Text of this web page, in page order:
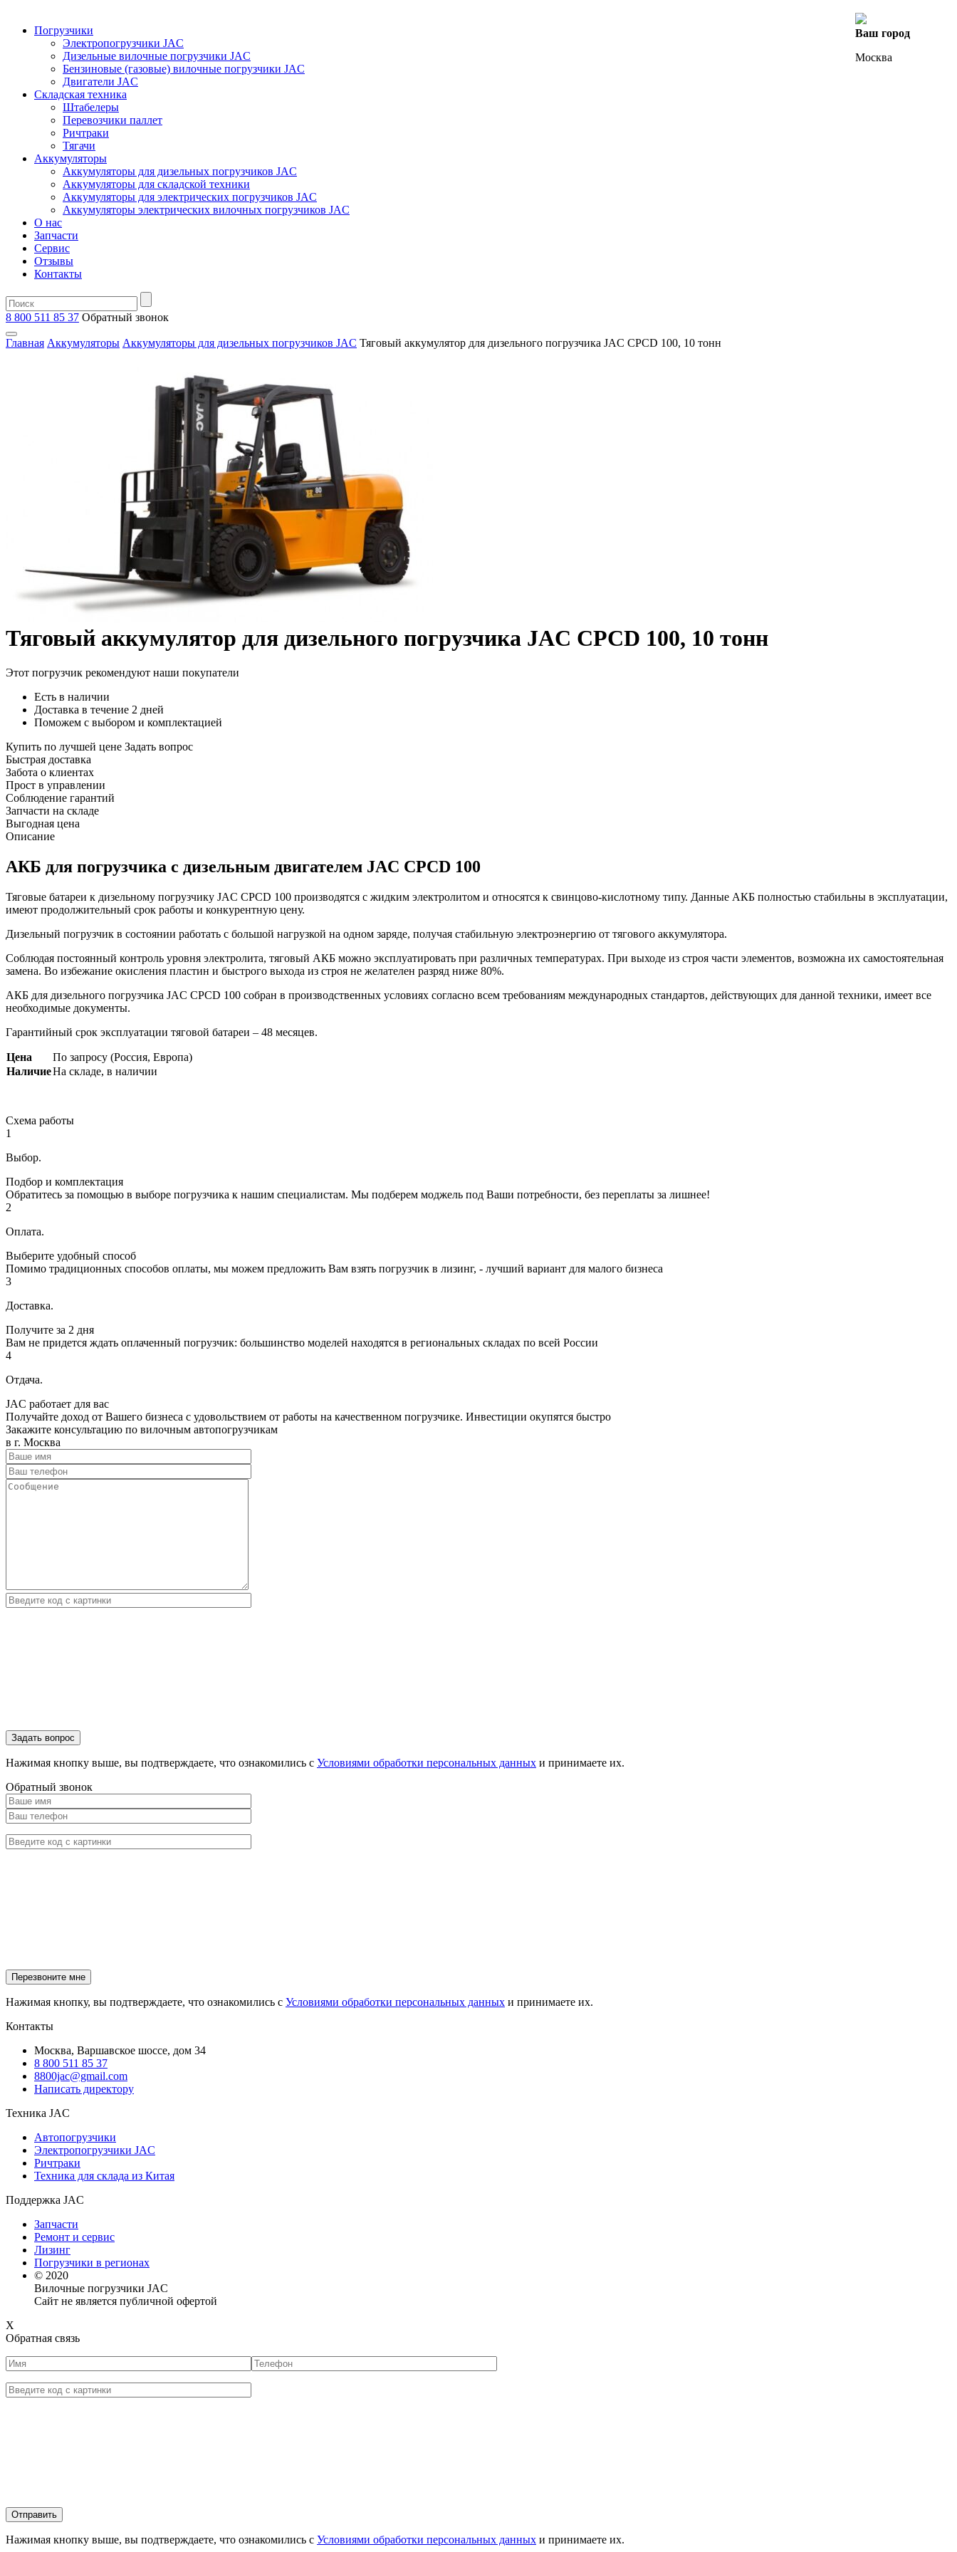
Погрузчики
Электропогрузчики JAC
Дизельные вилочные погрузчики JAC
Бензиновые (газовые) вилочные погрузчики JAC
Двигатели JAC
Складская техника
Штабелеры
Перевозчики паллет
Ричтраки
Тягачи
Аккумуляторы
Аккумуляторы для дизельных погрузчиков JAC
Аккумуляторы для складской техники
Аккумуляторы для электрических погрузчиков JAC
Аккумуляторы электрических вилочных погрузчиков JAC
О нас
Запчасти
Сервис
Отзывы
Контакты
Ваш город
Москва
8 800 511 85 37 Oбратный звонок
Главная Аккумуляторы Аккумуляторы для дизельных погрузчиков JAC Тяговый аккумулятор для дизельного погрузчика JAC CPCD 100, 10 тонн
Тяговый аккумулятор для дизельного погрузчика JAC CPCD 100, 10 тонн
Этот погрузчик рекомендуют наши покупатели
Есть в наличии
Доставка в течение 2 дней
Поможем с выбором и комплектацией
Купить по лучшей цене Задать вопрос
Быстрая доставка
Забота о клиентах
Прост в управлении
Соблюдение гарантий
Запчасти на складе
Выгодная цена
Описание
АКБ для погрузчика с дизельным двигателем JAC CPCD 100
Тяговые батареи к дизельному погрузчику JAC CPCD 100 производятся с жидким электролитом и относятся к свинцово-кислотному типу. Данные АКБ полностью стабильны в эксплуатации,
имеют продолжительный срок работы и конкурентную цену.
Дизельный погрузчик в состоянии работать с большой нагрузкой на одном заряде, получая стабильную электроэнергию от тягового аккумулятора.
Соблюдая постоянный контроль уровня электролита, тяговый АКБ можно эксплуатировать при различных температурах. При выходе из строя части элементов, возможна их самостоятельная
замена. Во избежание окисления пластин и быстрого выхода из строя не желателен разряд ниже 80%.
АКБ для дизельного погрузчика JAC CPCD 100 собран в производственных условиях согласно всем требованиям международных стандартов, действующих для данной техники, имеет все
необходимые документы.
Гарантийный срок эксплуатации тяговой батареи – 48 месяцев.
Цена
По запросу (Россия, Европа)
НаличиеНа складе, в наличии
Схема работы
1
Выбор.
Подбор и комплектация
Обратитесь за помощью в выборе погрузчика к нашим специалистам. Мы подберем моджель под Ваши потребности, без переплаты за лишнее!
2
Оплата.
Выберите удобный способ
Помимо традиционных способов оплаты, мы можем предложить Вам взять погрузчик в лизинг, - лучший вариант для малого бизнеса
3
Доставка.
Получите за 2 дня
Вам не придется ждать оплаченный погрузчик: большинство моделей находятся в региональных складах по всей России
4
Отдача.
JAC работает для вас
Получайте доход от Вашего бизнеса с удовольствием от работы на качественном погрузчике. Инвестиции окупятся быстро
Закажите консультацию по вилочным автопогрузчикам
в г. Москва
Нажимая кнопку выше, вы подтверждаете, что ознакомились с Условиями обработки персональных данных и принимаете их.
Обратный звонок
Нажимая кнопку, вы подтверждаете, что ознакомились с Условиями обработки персональных данных и принимаете их.
Контакты
Москва, Варшавское шоссе, дом 34
8 800 511 85 37
8800jac@gmail.com
Написать директору
Техника JAC
Автопогрузчики
Электропогрузчики JAC
Ричтраки
Техника для склада из Китая
Поддержка JAC
Запчасти
Ремонт и сервис
Лизинг
Погрузчики в регионах
© 2020
Вилочные погрузчики JAC
Сайт не является публичной офертой
X
Обратная связь
Нажимая кнопку выше, вы подтверждаете, что ознакомились с Условиями обработки персональных данных и принимаете их.